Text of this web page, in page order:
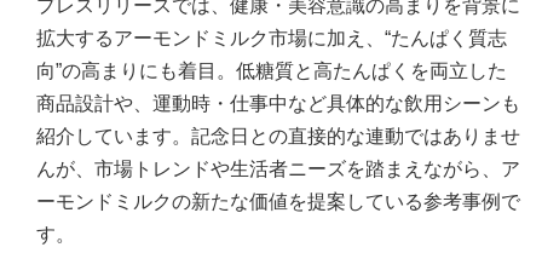
プレスリリースでは、健康・美容意識の高まりを背景に
拡大するアーモンドミルク市場に加え、“たんぱく質志
向”の高まりにも着目。低糖質と高たんぱくを両立した
商品設計や、運動時・仕事中など具体的な飲用シーンも
紹介しています。記念日との直接的な連動ではありませ
んが、市場トレンドや生活者ニーズを踏まえながら、ア
ーモンドミルクの新たな価値を提案している参考事例で
す。